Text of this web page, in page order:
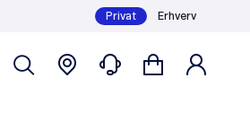
Privat Erhverv